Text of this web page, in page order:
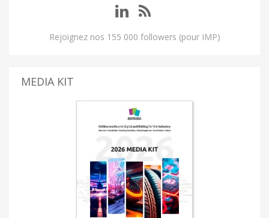
Rejoignez nos 155 000 followers (pour IMP)
MEDIA KIT